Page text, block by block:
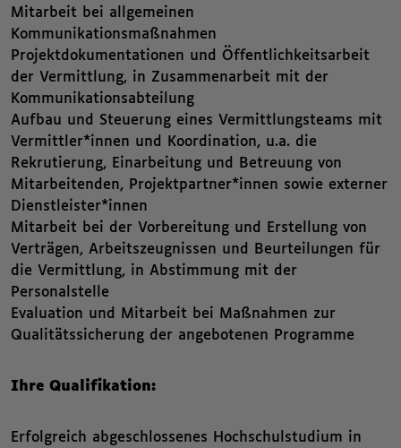
Mitarbeit bei allgemeinen
Kommunikationsmaßnahmen
Projektdokumentationen und Öffentlichkeitsarbeit
der Vermittlung, in Zusammenarbeit mit der
Kommunikationsabteilung
Aufbau und Steuerung eines Vermittlungsteams mit
Vermittler*innen und Koordination, u.a. die
Rekrutierung, Einarbeitung und Betreuung von
Mitarbeitenden, Projektpartner*innen sowie externer
Dienstleister*innen
Mitarbeit bei der Vorbereitung und Erstellung von
Verträgen, Arbeitszeugnissen und Beurteilungen für
die Vermittlung, in Abstimmung mit der
Personalstelle
Evaluation und Mitarbeit bei Maßnahmen zur
Qualitätssicherung der angebotenen Programme
Ihre Qualifikation:
Erfolgreich abgeschlossenes Hochschulstudium in